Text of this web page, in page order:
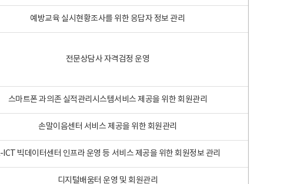
예방교육 실시현황조사를 위한 응답자 정보 관리
전문상담사 자격검정 운영
스마트폰 과의존 실적관리시스템서비스 제공을 위한 회원관리
손말이음센터 서비스 제공을 위한 회원관리
ICT 빅데이터센터 인프라 운영 등 서비스 제공을 위한 회원정보 관리
디지털배움터 운영 및 회원관리